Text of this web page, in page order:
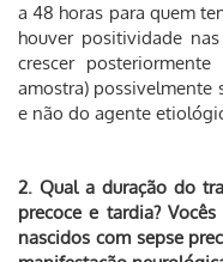
a 48 horas para quem
houver positividade
crescer
amostra) possivelmente
e não do agente
2. Qual a duração do
precoce e tardia?
nascidos com sepse